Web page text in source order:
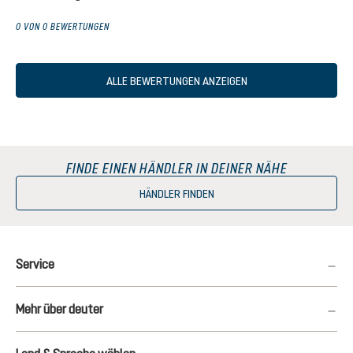
0 VON 0 BEWERTUNGEN
ALLE BEWERTUNGEN ANZEIGEN
FINDE EINEN HÄNDLER IN DEINER NÄHE
HÄNDLER FINDEN
Service
Mehr über deuter